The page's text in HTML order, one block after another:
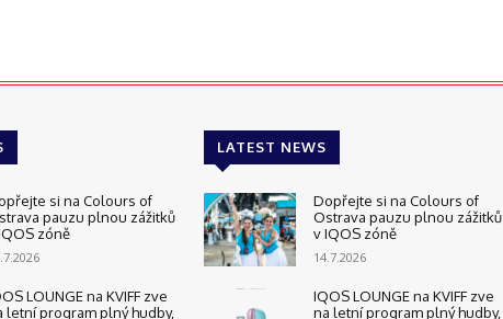
si na Colours of
pauzu plnou zážitků
zóně
LOUNGE na KVIFF zve
letní program plný hudby,
LATEST NEWS
Dopřejte si na Colours of
Ostrava pauzu plnou zážitků
v IQOS zóně
14.7.2026
IQOS LOUNGE na KVIFF zve
na letní program plný hudby,